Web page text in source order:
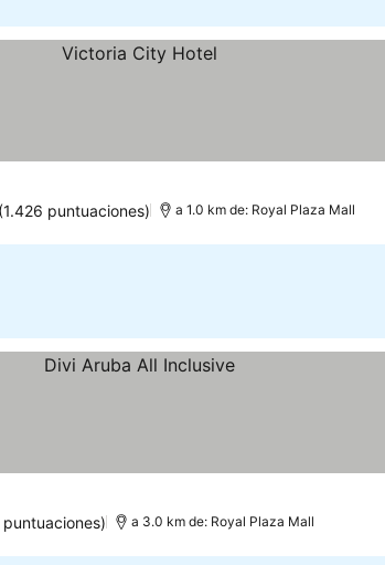
(1.426 puntuaciones) a 1.0 km de: Royal Plaza Mall
a 3.0 km de: Royal Plaza Mall